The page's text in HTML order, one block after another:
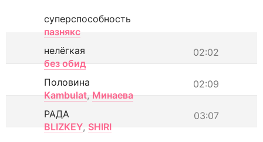
суперспособность
пазнякс
02:02
нелёгкая
без обид
02:09
Половина
Kambulat, Минаева
03:07
РАДА
BLIZKEY, SHIRI